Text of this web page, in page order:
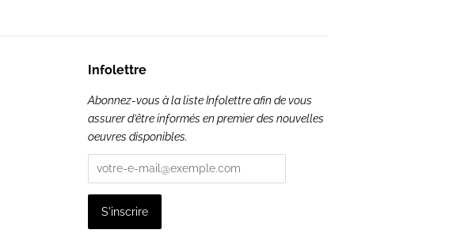
Infolettre
Abonnez-vous à la liste Infolettre afin de vous
assurer d’être informés en premier des nouvelles
oeuvres disponibles.